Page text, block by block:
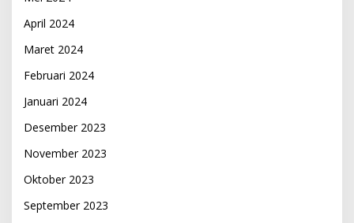
April 2024
Maret 2024
Februari 2024
Januari 2024
Desember 2023
November 2023
Oktober 2023
September 2023